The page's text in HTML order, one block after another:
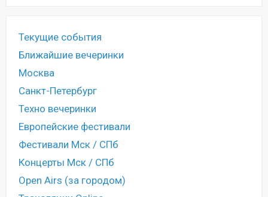
Текущие события
Ближайшие вечеринки
Москва
Санкт-Петербург
Техно вечеринки
Европейские фестивали
Фестивали Мск / СПб
Концерты Мск / СПб
Open Airs (за городом)